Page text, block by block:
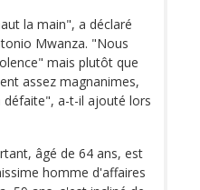
la main", a déclaré
Mwanza. "Nous
mais plutôt que
assez magnanimes,
défaite", a-t-il ajouté lors
âgé de 64 ans, est
homme d'affaires